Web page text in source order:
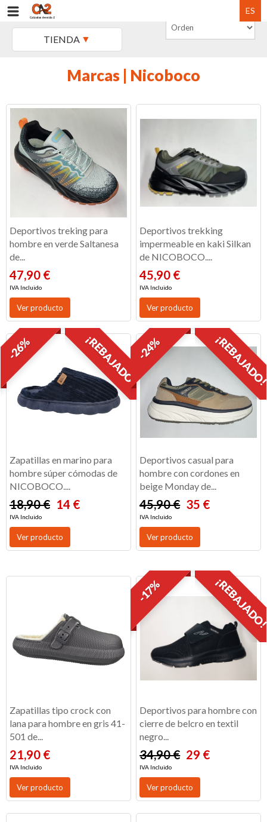
ES
TIENDA
Marcas | Nicoboco
Deportivos treking para
hombre en verde Saltanesa
de...
47,90 €
IVA Incluido
Ver producto
Deportivos trekking
impermeable en kaki Silkan
de NICOBOCO....
45,90 €
IVA Incluido
Ver producto
¡REBAJADO!
-26%
Zapatillas en marino para
hombre súper cómodas de
NICOBOCO....
18,90 € 14 €
IVA Incluido
Ver producto
-24%
Deportivos casual para
hombre con cordones en
beige Monday de...
45,90 € 35 €
IVA Incluido
Ver producto
Zapatillas tipo crock con
lana para hombre en gris 41-
501 de...
21,90 €
IVA Incluido
Ver producto
-17%
Deportivos para hombre con
cierre de belcro en textil
negro...
34,90 € 29 €
IVA Incluido
Ver producto